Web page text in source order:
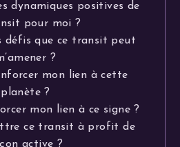
dynamiques positives de
pour moi ?
défis que ce transit peut
?
mon lien à cette
planète ?
mon lien à ce signe ?
ce transit à profit de
active ?